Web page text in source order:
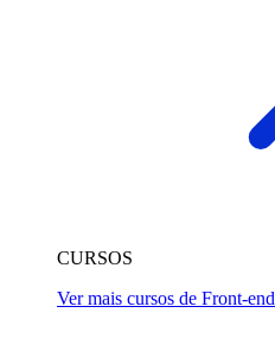
CURSOS
Ver mais cursos de Front-end